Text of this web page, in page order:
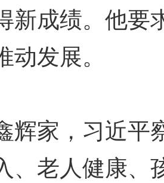
新成绩。他要
发展。
家，习近平
、老人健康、